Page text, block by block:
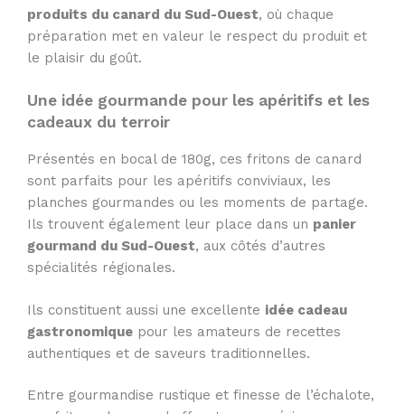
produits du canard du Sud-Ouest, où chaque
préparation met en valeur le respect du produit et
le plaisir du goût.
Une idée gourmande pour les apéritifs et les
cadeaux du terroir
Présentés en bocal de 180g, ces fritons de canard
sont parfaits pour les apéritifs conviviaux, les
planches gourmandes ou les moments de partage.
Ils trouvent également leur place dans un panier
gourmand du Sud-Ouest, aux côtés d’autres
spécialités régionales.
Ils constituent aussi une excellente idée cadeau
gastronomique pour les amateurs de recettes
authentiques et de saveurs traditionnelles.
Entre gourmandise rustique et finesse de l’échalote,